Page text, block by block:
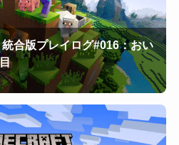
合版プレイログ#016：おい